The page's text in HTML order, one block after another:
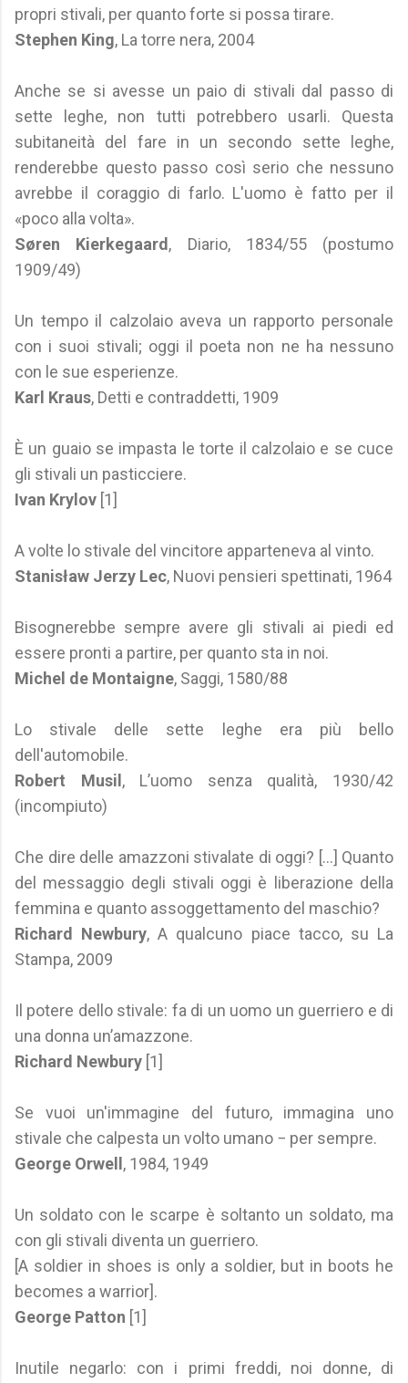
propri stivali, per quanto forte si possa tirare.
Stephen King, La torre nera, 2004
Anche se si avesse un paio di stivali dal passo di
sette leghe, non tutti potrebbero usarli. Questa
subitaneità del fare in un secondo sette leghe,
renderebbe questo passo così serio che nessuno
avrebbe il coraggio di farlo. L'uomo è fatto per il
«poco alla volta».
Søren Kierkegaard , Diario, 1834/55 (postumo
1909/49)
Un tempo il calzolaio aveva un rapporto personale
con i suoi stivali; oggi il poeta non ne ha nessuno
con le sue esperienze.
Karl Kraus, Detti e contraddetti, 1909
È un guaio se impasta le torte il calzolaio e se cuce
gli stivali un pasticciere.
Ivan Krylov [1]
A volte lo stivale del vincitore apparteneva al vinto.
Stanisław Jerzy Lec, Nuovi pensieri spettinati, 1964
Bisognerebbe sempre avere gli stivali ai piedi ed
essere pronti a partire, per quanto sta in noi.
Michel de Montaigne, Saggi, 1580/88
Lo stivale delle sette leghe era più bello
dell'automobile.
Robert Musil , L’uomo senza qualità, 1930/42
(incompiuto)
Che dire delle amazzoni stivalate di oggi? [...] Quanto
del messaggio degli stivali oggi è liberazione della
femmina e quanto assoggettamento del maschio?
Richard Newbury, A qualcuno piace tacco, su La
Stampa, 2009
Il potere dello stivale: fa di un uomo un guerriero e di
una donna un’amazzone.
Richard Newbury [1]
Se vuoi un'immagine del futuro, immagina uno
stivale che calpesta un volto umano − per sempre.
George Orwell , 1984, 1949
Un soldato con le scarpe è soltanto un soldato, ma
con gli stivali diventa un guerriero.
[A soldier in shoes is only a soldier, but in boots he
becomes a warrior].
George Patton [1]
Inutile negarlo: con i primi freddi, noi donne, di